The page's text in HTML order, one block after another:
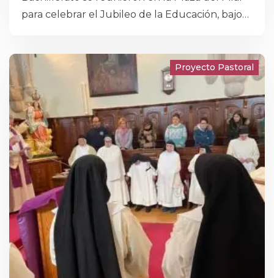
para celebrar el Jubileo de la Educación, bajo
presentes en este encuentro tan especial.
Proyecto Pastoral